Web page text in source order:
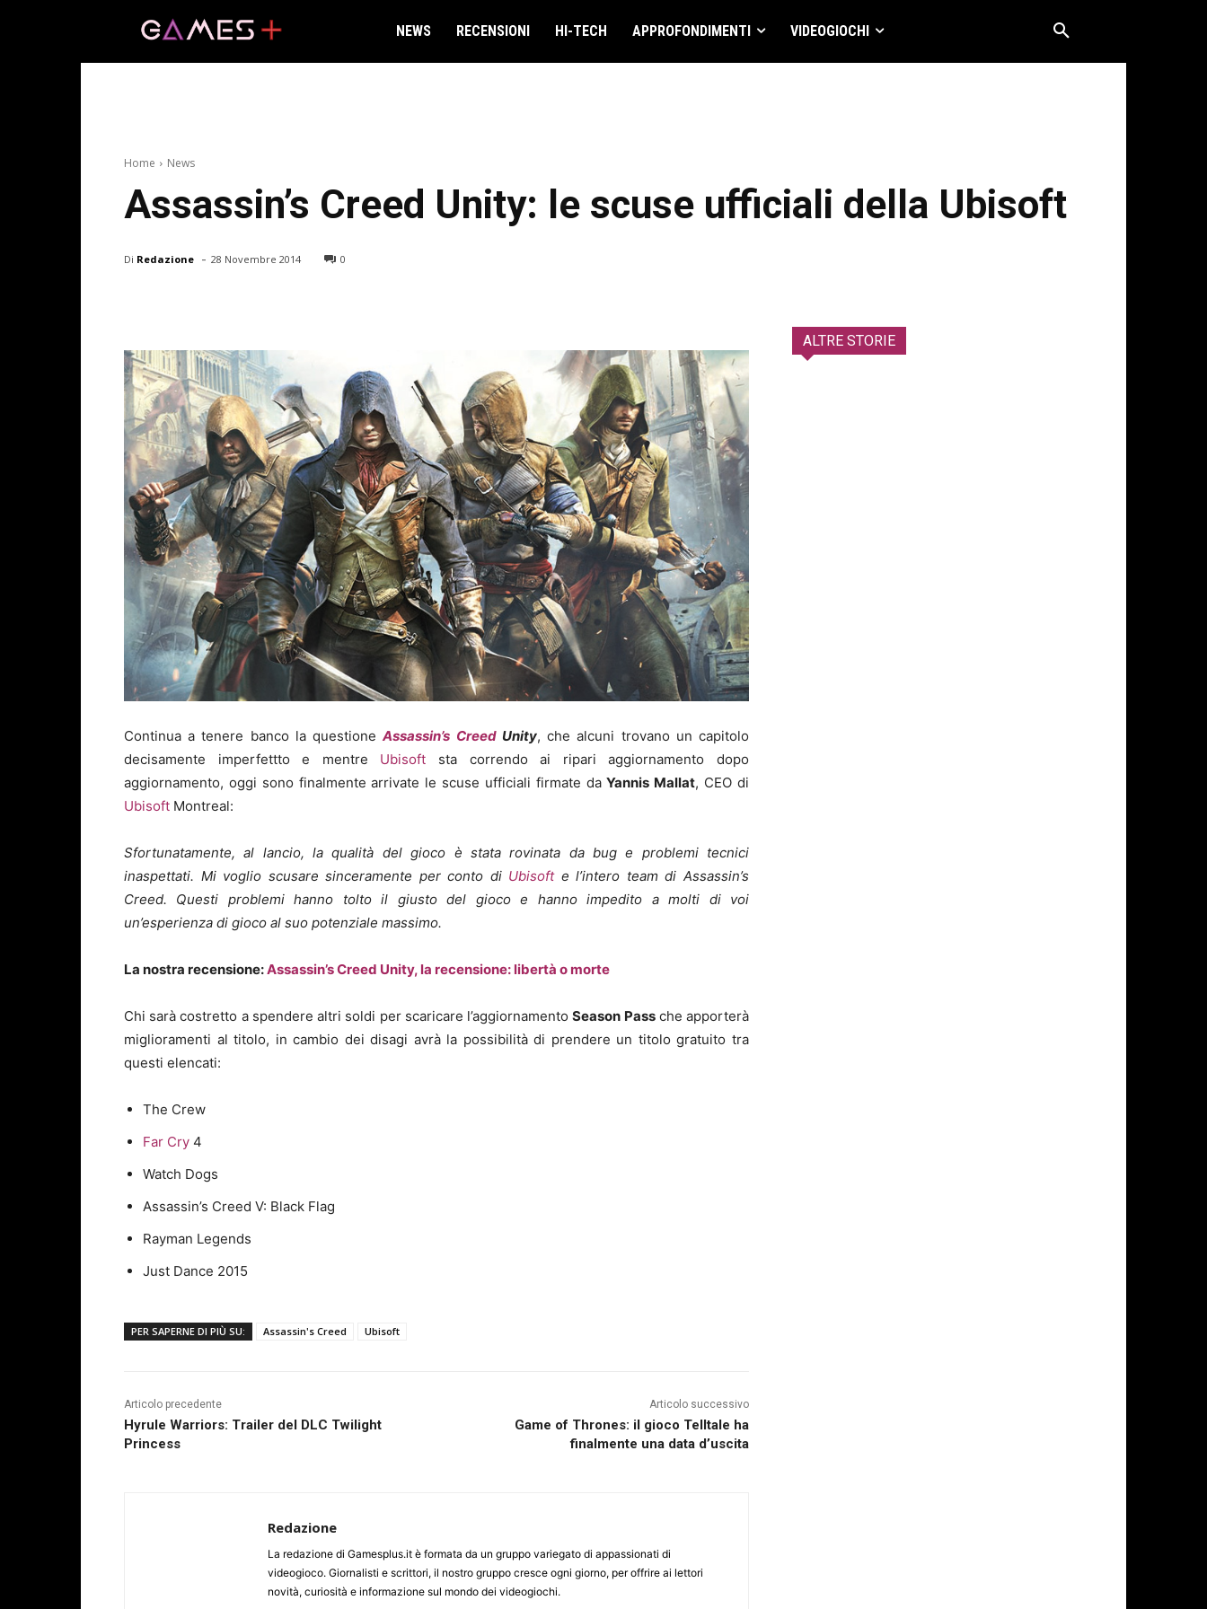
NEWS RECENSIONI HI-TECH APPROFONDIMENTI VIDEOGIOCHI
Home News
Assassin’s Creed Unity: le scuse ufficiali della Ubisoft
Di Redazione - 28 Novembre 2014 0
Continua a tenere banco la questioneAssassin’s CreedUnity, che alcuni trovano un capitolo
decisamente imperfettto e mentre Ubisoft sta correndo ai ripari aggiornamento dopo
aggiornamento, oggi sono finalmente arrivate le scuse ufficiali firmate daYannis Mallat, CEO di
Ubisoft Montreal:
Sfortunatamente, al lancio, la qualità del gioco è stata rovinata da bug e problemi tecnici
inaspettati. Mi voglio scusare sinceramente per conto di Ubisofte l’intero team di Assassin’s
Creed. Questi problemi hanno tolto il giusto del gioco e hanno impedito a molti di voi
un’esperienza di gioco al suo potenziale massimo.
La nostra recensione:Assassin’s Creed Unity, la recensione: libertà o morte
Chi sarà costretto a spendere altri soldi per scaricare l’aggiornamentoSeason Passche apporterà
miglioramenti al titolo, in cambio dei disagi avrà la possibilità di prendere un titolo gratuito tra
questi elencati:
The Crew
Far Cry 4
Watch Dogs
Assassin’s Creed V: Black Flag
Rayman Legends
Just Dance 2015
PER SAPERNE DI PIÙ SU: Assassin's Creed Ubisoft
Articolo precedente
Hyrule Warriors: Trailer del DLC Twilight
Princess
Articolo successivo
Game of Thrones: il gioco Telltale ha
finalmente una data d’uscita
Redazione
La redazione di Gamesplus.it è formata da un gruppo variegato di appassionati di
videogioco. Giornalisti e scrittori, il nostro gruppo cresce ogni giorno, per offrire ai lettori
novità, curiosità e informazione sul mondo dei videogiochi.
ALTRE STORIE